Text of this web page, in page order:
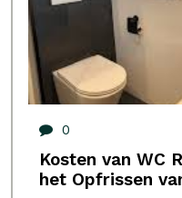
0
Kosten van WC
het Opfrissen